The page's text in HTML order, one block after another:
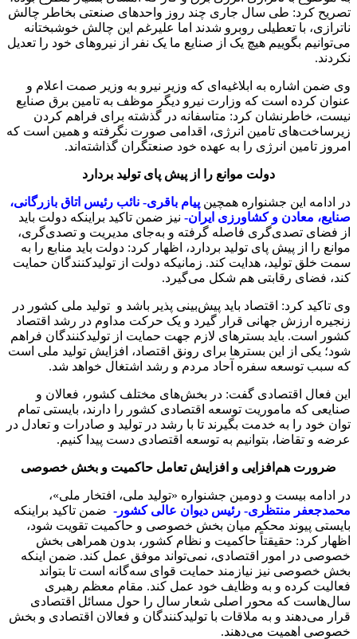
تصریح کرد: طی سال جاری چند روز واحدهای صنعتی بخاطر چالش
ناترازی‌، با تعطیلی روبرو شدند اما علیرغم این چالش خوشبختانه
می‌توانیم بگوییم هیچ یک از صنایع ما یک نفر از نیروهای خود را تعدیل
نکردند.
وی ضمن اشاره به ابلاغیه‌ای که وزیر نیرو به وزیر صمت اعلام و
عنوان کرده است که وزارت نیرو دیگر موظف به تامین برق صنایع
نیست، خاطرنشان کرد: متاسفانه در گذشته برای فراهم کردن
زیرساخت‌های تامین انرژی، اقدامی صورت نگرفته و همین است که‌
امروز تامین انرژی را به عهده خود صنعتگران گذاشته‌اند.
دولت موانع را از پیش پای تولید بردارد
در ادامه این جشنواره همچین پیام باقری- نائب رئیس اتاق بازرگانی،
صنایع، معادن و کشاورزی ایران- نیز ضمن تاکید براینکه دولت باید
از فضای تصدی‌گری فاصله گرفته و به‌جای مدیریت و تصدی‌گری،
موانع را از پیش پای تولید بردارد، اظهار کرد: دولت باید منابع را به
سمت خلق تولید، هدایت کند. زمانیکه دولت از تولیدکنندگان حمایت
کند، فضای رقابتی هم شکل می‌گیرد.
وی تاکید کرد: اقتصاد باید پیش‌بینی پذیر باشد و تولید ملی کشور در
زنجیره ارزش جهانی قرار گیرد و یک حرکت مداوم در رشد اقتصاد
کشور است. باید بسترهای لازم جهت حمایت از تولیدکنندگان فراهم
شود؛ یکی از این بسترها برای رونق اقتصاد، افزایش تولید ملی است
که سبب توسعه سفره آحاد مردم و رشد اشتغال خواهد شد.
این فعال اقتصادی گفت: در بخش‌های مختلف کشور، فعالان و
صنایعی که ماموریت توسعه اقتصادی کشور را دارند، بایستی تمام
توان خود را به خدمت بگیرند تا با رشد در تولید و صادرات و تعادل در
عرضه و تقاضا، بتوانیم به توسعه اقتصادی دست پیدا کنیم.
ضرورت هم‌افزایی و افزایش تعامل حاکمیت و بخش خصوصی
در ادامه بیست و دومین جشنواره «تولید ملی، افتخار ملی»،
محمدجعفر منتظری- رئیس دیوان عالی کشور- ضمن تاکید براینکه
بایستی پیوند محکم میان بخش خصوصی و حاکمیت تقویت شود،
اظهار کرد: حقیقتاً حاکمیت و نظام کشور، بدون همراهی بخش
خصوصی در امور اقتصادی، نمی‌تواند موفق عمل کند. ضمن اینکه
بخش خصوصی نیز نیازمند حمایت قوای سه‌گانه است تا بتواند
فعالیت کرده و به وظایف خود عمل کند. مقام معظم رهبری
سال‌هاست که محور اصلی شعار سال را حول مسائل اقتصادی
قرار می‌دهند و به ملاقات با تولیدکنندگان و فعالان اقتصادی و بخش
خصوصی اهمیت می‌دهند.